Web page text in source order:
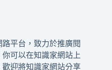
平台，致力於推廣閱
可以在知識家網站上
迎將知識家網站分享